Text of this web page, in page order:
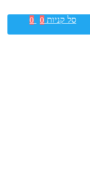
סל קניות 0
0